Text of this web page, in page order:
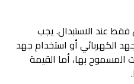
عند الاستبدال. يجب
الكهربائي أو استخدام جهد
المسموح بها، أما القيمة